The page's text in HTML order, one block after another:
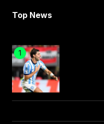
Top News